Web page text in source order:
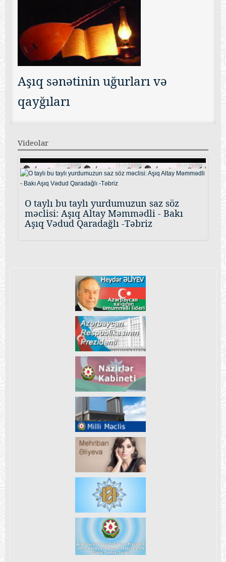
Aşıq sənətinin uğurları və
qayğıları
Videolar
O taylı bu taylı yurdumuzun saz söz
məclisi: Aşıq Altay Məmmədli - Bakı
Aşıq Vədud Qaradağlı -Təbriz